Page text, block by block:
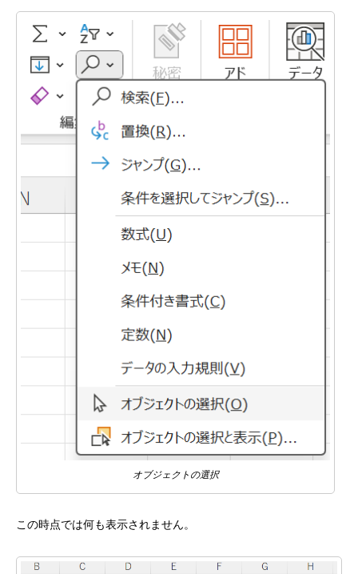
オブジェクトの選択
この時点では何も表示されません。